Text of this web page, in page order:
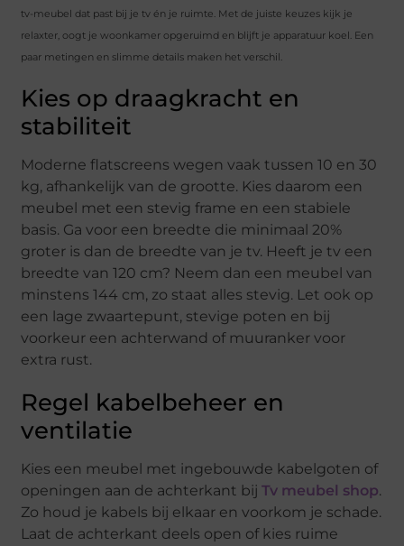
tv-meubel dat past bij je tv én je ruimte. Met de juiste keuzes kijk je
relaxter, oogt je woonkamer opgeruimd en blijft je apparatuur koel. Een
paar metingen en slimme details maken het verschil.
Kies op draagkracht en
stabiliteit
Moderne flatscreens wegen vaak tussen 10 en 30
kg, afhankelijk van de grootte. Kies daarom een
meubel met een stevig frame en een stabiele
basis. Ga voor een breedte die minimaal 20%
groter is dan de breedte van je tv. Heeft je tv een
breedte van 120 cm? Neem dan een meubel van
minstens 144 cm, zo staat alles stevig. Let ook op
een lage zwaartepunt, stevige poten en bij
voorkeur een achterwand of muuranker voor
extra rust.
Regel kabelbeheer en
ventilatie
Kies een meubel met ingebouwde kabelgoten of
openingen aan de achterkant bijTv meubel shop.
Zo houd je kabels bij elkaar en voorkom je schade.
Laat de achterkant deels open of kies ruime